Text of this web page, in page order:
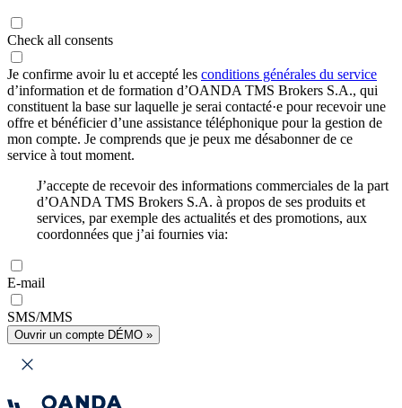
Check all consents
Je confirme avoir lu et accepté les conditions générales du service
d’information et de formation d’OANDA TMS Brokers S.A., qui
constituent la base sur laquelle je serai contacté·e pour recevoir une
offre et bénéficier d’une assistance téléphonique pour la gestion de
mon compte. Je comprends que je peux me désabonner de ce
service à tout moment.
J’accepte de recevoir des informations commerciales de la part
d’OANDA TMS Brokers S.A. à propos de ses produits et
services, par exemple des actualités et des promotions, aux
coordonnées que j’ai fournies via:
E-mail
SMS/MMS
Ouvrir un compte DÉMO »